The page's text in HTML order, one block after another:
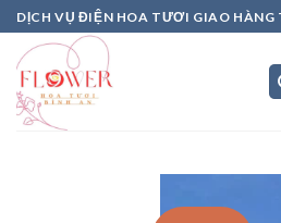
Skip
to
content
DỊCH VỤ ĐIỆN HOA TƯƠI GIAO HÀNG